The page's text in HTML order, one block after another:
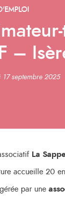
–
septembre 2025
associatif La
accueille 20
par une